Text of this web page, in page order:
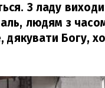
З ладу
людям з
дякувати Богу,